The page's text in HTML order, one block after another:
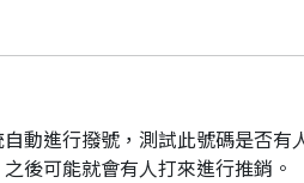
動進行撥號，測試此號碼是否
後可能就會有人打來進行推銷。